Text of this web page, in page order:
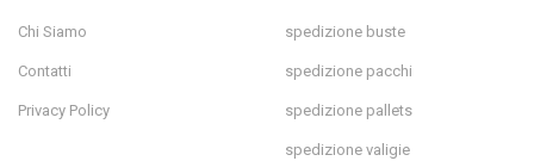
Chi Siamo
Contatti
Privacy Policy
spedizione buste
spedizione pacchi
spedizione pallets
spedizione valigie